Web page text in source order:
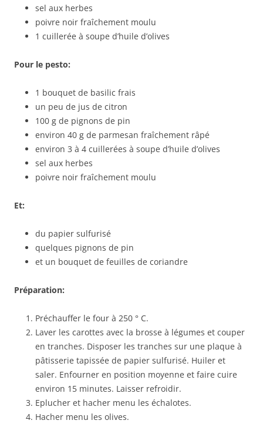
sel aux herbes
poivre noir fraîchement moulu
1 cuillerée à soupe d’huile d’olives
Pour le pesto:
1 bouquet de basilic frais
un peu de jus de citron
100 g de pignons de pin
environ 40 g de parmesan fraîchement râpé
environ 3 à 4 cuillerées à soupe d’huile d’olives
sel aux herbes
poivre noir fraîchement moulu
Et:
du papier sulfurisé
quelques pignons de pin
et un bouquet de feuilles de coriandre
Préparation:
Préchauffer le four à 250 ° C.
Laver les carottes avec la brosse à légumes et couper
en tranches. Disposer les tranches sur une plaque à
pâtisserie tapissée de papier sulfurisé. Huiler et
saler. Enfourner en position moyenne et faire cuire
environ 15 minutes. Laisser refroidir.
Eplucher et hacher menu les échalotes.
Hacher menu les olives.